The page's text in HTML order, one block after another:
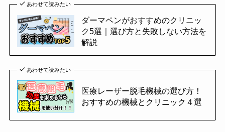
あわせて読みたい
ダーマペンがおすすめのクリニッ
ク5選｜選び方と失敗しない方法を
解説
あわせて読みたい
医療レーザー脱毛機械の選び方！
おすすめの機械とクリニック４選